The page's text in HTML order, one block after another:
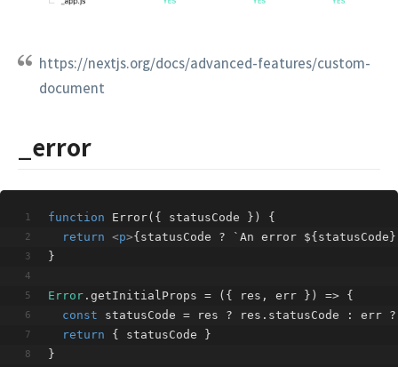
https://nextjs.org/docs/advanced-features/custom-
document
_error
function Error( { statusCode } ) {
return <p>{statusCode ? `An error
}
Error .getInitialProps = ( { res, err } ) => {
const statusCode = res ? res.statusCode : err
return { statusCode }
}